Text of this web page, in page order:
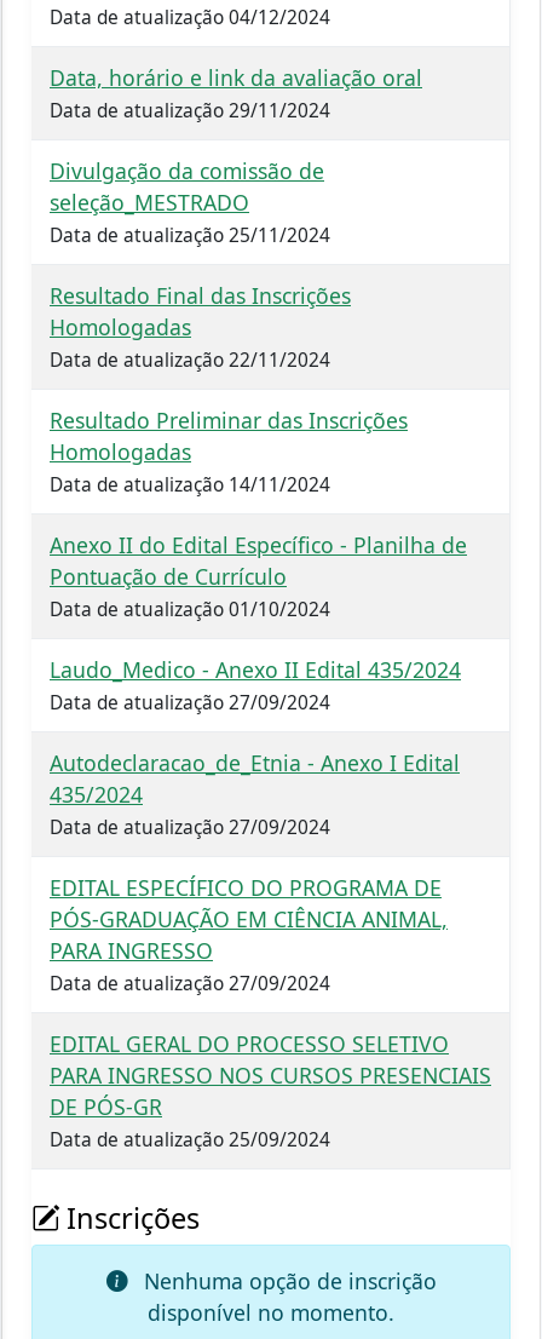
Data de atualização 04/12/2024
Data, horário e link da avaliação oral
Data de atualização 29/11/2024
Divulgação da comissão de
seleção_MESTRADO
Data de atualização 25/11/2024
Resultado Final das Inscrições
Homologadas
Data de atualização 22/11/2024
Resultado Preliminar das Inscrições
Homologadas
Data de atualização 14/11/2024
Anexo II do Edital Específico - Planilha de
Pontuação de Currículo
Data de atualização 01/10/2024
Laudo_Medico - Anexo II Edital 435/2024
Data de atualização 27/09/2024
Autodeclaracao_de_Etnia - Anexo I Edital
435/2024
Data de atualização 27/09/2024
EDITAL ESPECÍFICO DO PROGRAMA DE
PÓS-GRADUAÇÃO EM CIÊNCIA ANIMAL,
PARA INGRESSO
Data de atualização 27/09/2024
EDITAL GERAL DO PROCESSO SELETIVO
PARA INGRESSO NOS CURSOS PRESENCIAIS
DE PÓS-GR
Data de atualização 25/09/2024
Inscrições
Nenhuma opção de inscrição
disponível no momento.